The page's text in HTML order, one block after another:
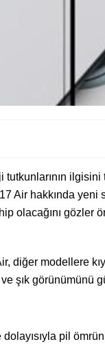
ilgisini
hakkında yeni
olacağını gözler
diğer modellere
şık görünümünü
pil